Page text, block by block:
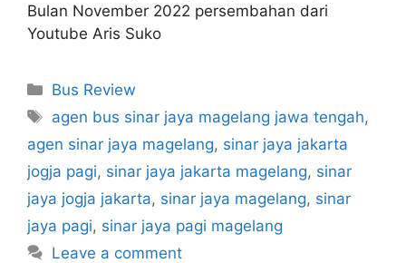
Bulan November 2022 persembahan dari
Youtube Aris Suko
Categories
Bus Review
Tags
agen bus sinar jaya magelang jawa tengah,
agen sinar jaya magelang, sinar jaya jakarta
jogja pagi, sinar jaya jakarta magelang, sinar
jaya jogja jakarta, sinar jaya magelang, sinar
jaya pagi, sinar jaya pagi magelang
Leave a comment